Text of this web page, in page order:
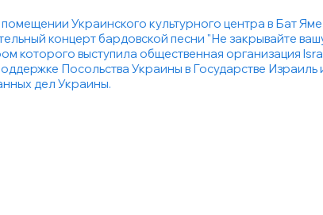
помещении Украинского культурного центра в Бат Яме
концерт бардовской песни "Не закрывайте
которого выступила общественная организация
Посольства Украины в Государстве Израиль
дел Украины.